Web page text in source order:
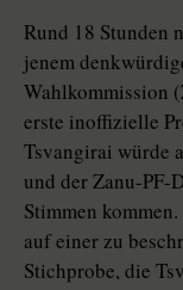
Rund 18 Stunden
jenem
Wahlkommission
erste inoffizielle
Tsvangirai würde
und der Zanu-PF-
Stimmen
auf einer zu
Stichprobe, die